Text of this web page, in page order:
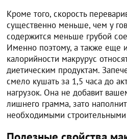
Кроме того, скорость
существенно меньше, чем у
содержится меньше грубой
Именно поэтому, а также еще
калорийности макрурус
диетическим продуктам.
смело кушать за 1,5 часа до
нагрузок. Она не добавит
лишнего грамма, зато
необходимыми